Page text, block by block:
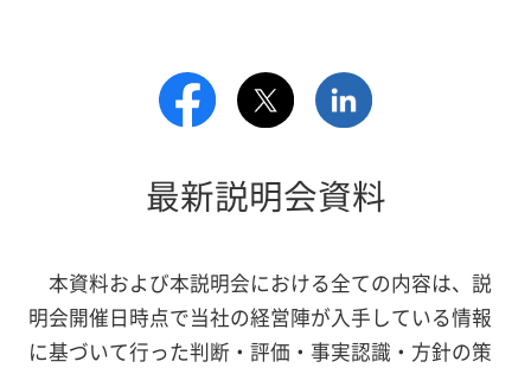
最新説明会資料
本資料および本説明会における全ての内容は、説
明会開催日時点で当社の経営陣が入手している情報
に基づいて行った判断・評価・事実認識・方針の策